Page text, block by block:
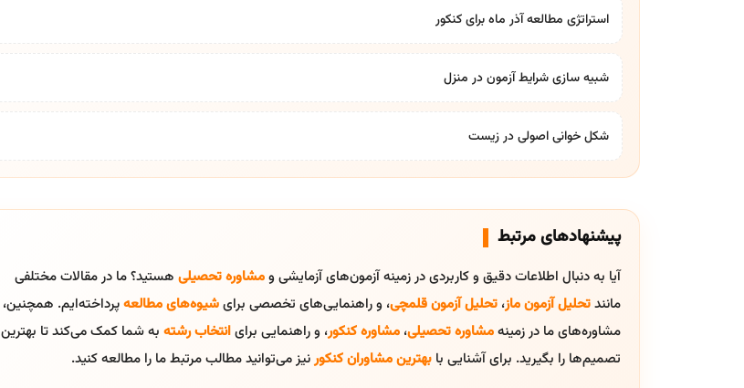
استراتژی مطالعه آذر ماه برای کنکور
شبیه سازی شرایط آزمون در منزل
شکل خوانی اصولی در زیست
پیشنهادهای مرتبط
آیا به دنبال اطلاعات دقیق و کاربردی در زمینه آزمون‌های آزمایشی ومشاوره تحصیلی هستید؟ ما در مقالات مختلفی
مانندتحلیل آزمون ماز، تحلیل آزمون قلمچی، و راهنمایی‌های تخصصی برایشیوه‌های مطالعهپرداخته‌ایم. همچنین،
مشاوره‌های ما در زمینهمشاوره تحصیلی، مشاوره کنکور، و راهنمایی برایانتخاب رشته به شما کمک می‌کند تا بهترین
تصمیم‌ها را بگیرید. برای آشنایی با بهترین مشاوران کنکورنیز می‌توانید مطالب مرتبط ما را مطالعه کنید.